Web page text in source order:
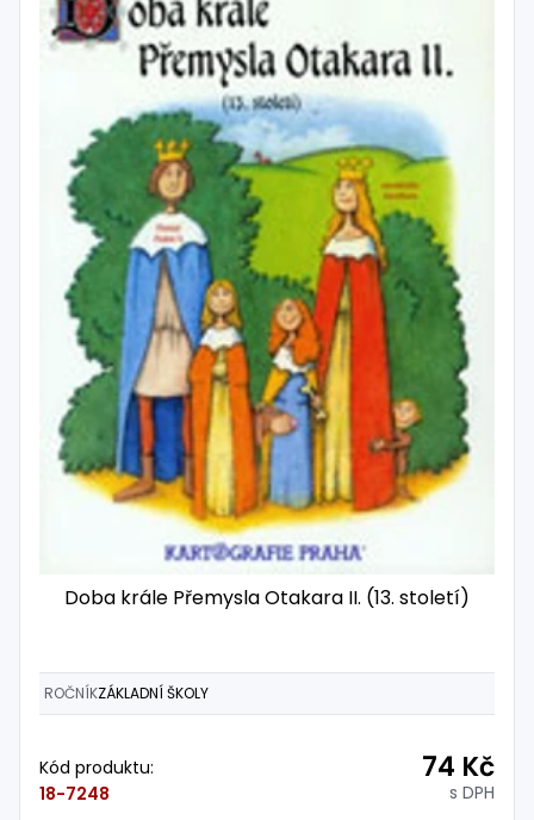
Doba krále Přemysla Otakara II. (13. století)
ROČNÍKZÁKLADNÍ ŠKOLY
Kód produktu:
18-7248
74 Kč
s DPH